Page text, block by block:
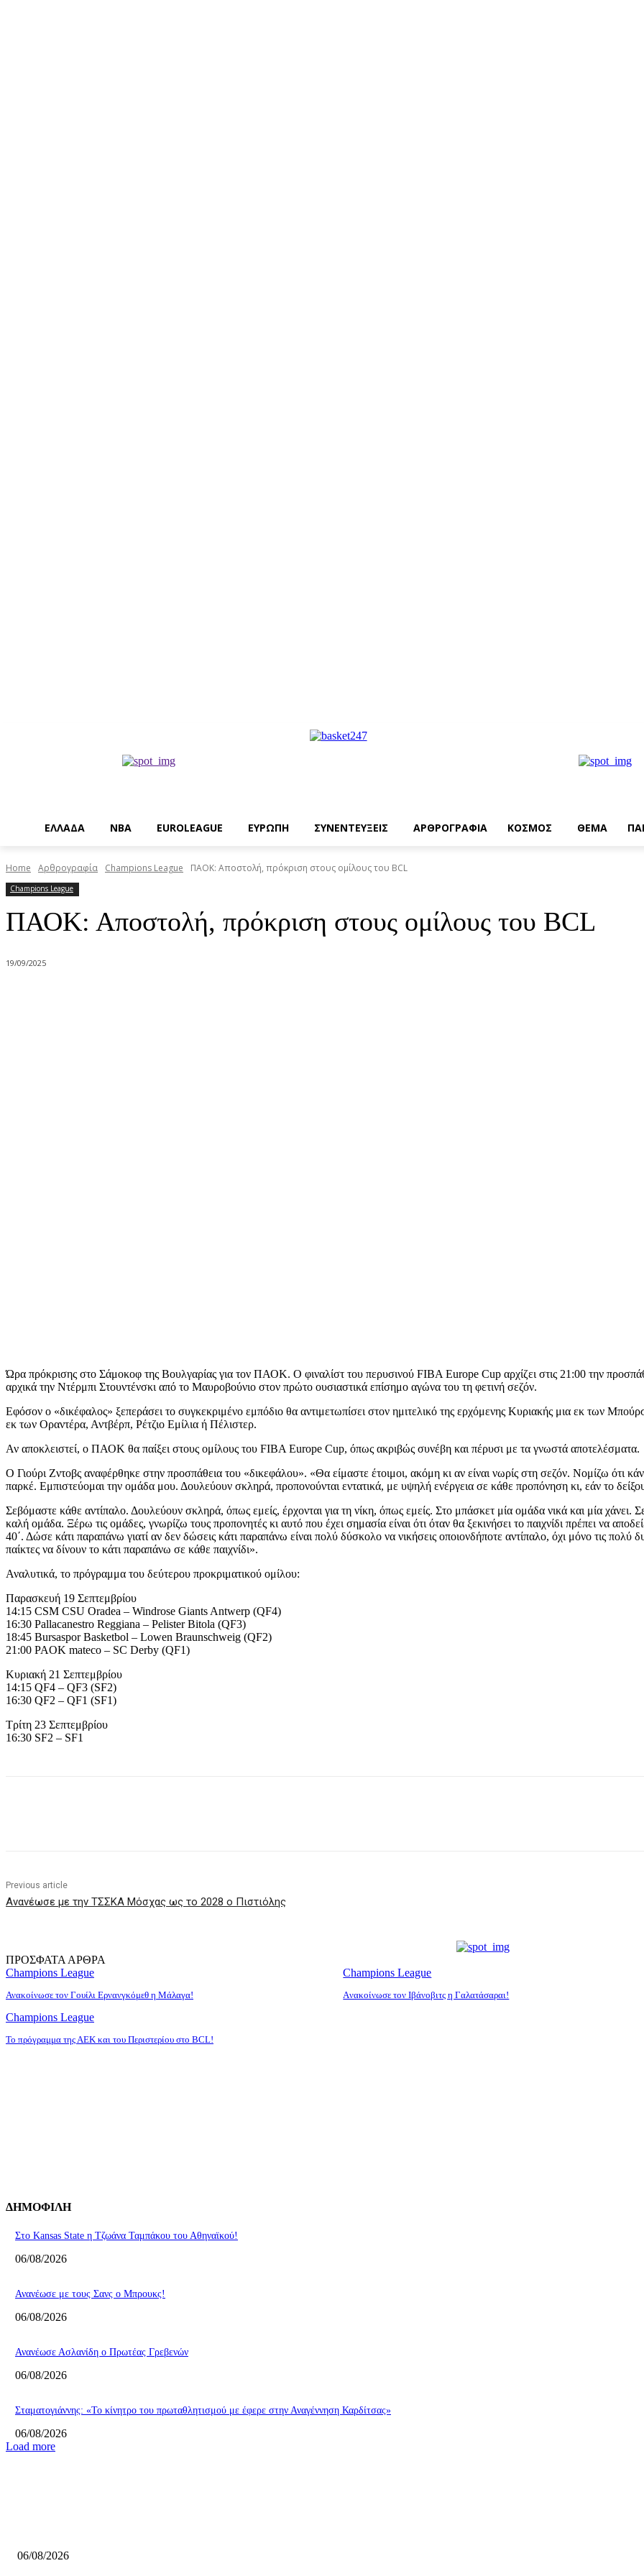
EΛΛΑΔΑ NBA ΕUROLEAGUE ΕΥΡΩΠΗ ΣΥΝΕΝΤΕΥΞΕΙΣ ΑΡΘΡΟΓΡΑΦΙΑ ΚΟΣΜΟΣ ΘΕΜΑ
Home Αρθρογραφία Champions League ΠΑΟΚ: Αποστολή, πρόκριση στους ομίλους του BCL
Champions League
ΠΑΟΚ: Αποστολή, πρόκριση στους ομίλους του BCL
19/09/2025
Ώρα πρόκρισης στο Σάμοκοφ της Βουλγαρίας για τον ΠΑΟΚ. Ο φιναλίστ του περυσινού FIΒA Europe Cup αρχίζει στις 21:00 την
αρχικά την Ντέρμπι Στουντένσκι από το Μαυροβούνιο στον πρώτο ουσιαστικά επίσημο αγώνα του τη φετινή σεζόν.
Εφόσον ο «δικέφαλος» ξεπεράσει το συγκεκριμένο εμπόδιο θα αντιμετωπίσει στον ημιτελικό της ερχόμενης Κυριακής μια εκ των
εκ των Οραντέρα, Αντβέρπ, Ρέτζιο Εμίλια ή Πέλιστερ.
Αν αποκλειστεί, ο ΠΑΟΚ θα παίξει στους ομίλους του FIBA Europe Cup, όπως ακριβώς συνέβη και πέρυσι με τα γνωστά αποτελέσματα.
Ο Γιούρι Ζντοβς αναφέρθηκε στην προσπάθεια του «δικεφάλου». «Θα είμαστε έτοιμοι, ακόμη κι αν είναι νωρίς στη σεζόν. Νομίζω ότι
παρκέ. Εμπιστεύομαι την ομάδα μου. Δουλεύουν σκληρά, προπονούνται εντατικά, με υψηλή ενέργεια σε κάθε προπόνηση κι, εάν το
Σεβόμαστε κάθε αντίπαλο. Δουλεύουν σκληρά, όπως εμείς, έρχονται για τη νίκη, όπως εμείς. Στο μπάσκετ μία ομάδα νικά και μία χάνει.
καλή ομάδα. Ξέρω τις ομάδες, γνωρίζω τους προπονητές κι αυτό που έχει σημασία είναι ότι όταν θα ξεκινήσει το παιχνίδι πρέπει να
40΄. Δώσε κάτι παραπάνω γιατί αν δεν δώσεις κάτι παραπάνω είναι πολύ δύσκολο να νικήσεις οποιονδήποτε αντίπαλο, όχι μόνο τις
παίκτες να δίνουν το κάτι παραπάνω σε κάθε παιχνίδι».
Αναλυτικά, το πρόγραμμα του δεύτερου προκριματικού ομίλου:
Παρασκευή 19 Σεπτεμβρίου
14:15 CSM CSU Oradea – Windrose Giants Antwerp (QF4)
16:30 Pallacanestro Reggiana – Pelister Bitola (QF3)
18:45 Bursaspor Basketbol – Lowen Braunschweig (QF2)
21:00 PAOK mateco – SC Derby (QF1)
Κυριακή 21 Σεπτεμβρίου
14:15 QF4 – QF3 (SF2)
16:30 QF2 – QF1 (SF1)
Τρίτη 23 Σεπτεμβρίου
16:30 SF2 – SF1
Previous article
Ανανέωσε με την ΤΣΣΚΑ Μόσχας ως το 2028 ο Πιστιόλης
ΠΡΟΣΦΑΤΑ ΑΡΘΡΑ
Champions League
Ανακοίνωσε τον Γουίλι Ερνανγκόμεθ η Μάλαγα!
Champions League
Aνακοίνωσε τον Ιβάνοβιτς η Γαλατάσαραι!
Champions League
Το πρόγραμμα της ΑΕΚ και του Περιστερίου στο BCL!
ΔΗΜΟΦΙΛΗ
Στο Kansas State η Τζωάνα Ταμπάκου του Αθηναϊκού!
06/08/2026
Ανανέωσε με τους Σανς ο Μπρουκς!
06/08/2026
Ανανέωσε Ασλανίδη ο Πρωτέας Γρεβενών
06/08/2026
Σταματογιάννης: «Το κίνητρο του πρωταθλητισμού με έφερε στην Αναγέννηση Καρδίτσας»
06/08/2026
Load more
06/08/2026